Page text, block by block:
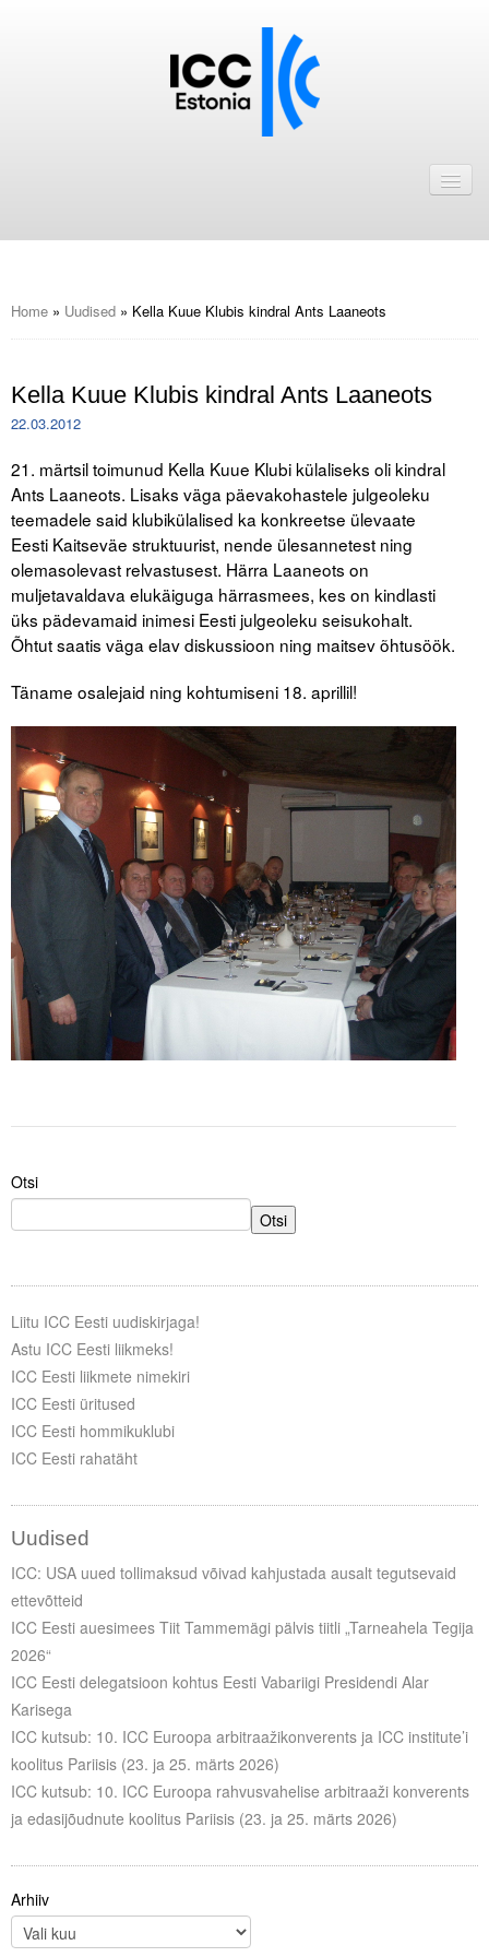
ICC Eesti liikmebaas
Astu ICC Eesti liikmeks!
ICC Eesti
Tegevused
Publikatsioonid
Arvamus
ICC komisjonid
Digiraamatukogu
Juhendid ja väljaanded
Kontakt
Liitu meililistiga
Oskusteave
Abimaterjalid
Projektid
Home » Uudised » Kella Kuue Klubis kindral Ants Laaneots
Kella Kuue Klubis kindral Ants Laaneots
22.03.2012
21. märtsil toimunud Kella Kuue Klubi külaliseks oli kindral
Ants Laaneots. Lisaks väga päevakohastele julgeoleku
teemadele said klubikülalised ka konkreetse ülevaate
Eesti Kaitseväe struktuurist, nende ülesannetest ning
olemasolevast relvastusest. Härra Laaneots on
muljetavaldava elukäiguga härrasmees, kes on kindlasti
üks pädevamaid inimesi Eesti julgeoleku seisukohalt.
Õhtut saatis väga elav diskussioon ning maitsev õhtusöök.
Täname osalejaid ning kohtumiseni 18. aprillil!
Otsi
Otsi
Liitu ICC Eesti uudiskirjaga!
Astu ICC Eesti liikmeks!
ICC Eesti liikmete nimekiri
ICC Eesti üritused
ICC Eesti hommikuklubi
ICC Eesti rahatäht
Uudised
ICC: USA uued tollimaksud võivad kahjustada ausalt tegutsevaid
ettevõtteid
ICC Eesti auesimees Tiit Tammemägi pälvis tiitli „Tarneahela Tegija
2026“
ICC Eesti delegatsioon kohtus Eesti Vabariigi Presidendi Alar
Karisega
ICC kutsub: 10. ICC Euroopa arbitraažikonverents ja ICC institute’i
koolitus Pariisis (23. ja 25. märts 2026)
ICC kutsub: 10. ICC Euroopa rahvusvahelise arbitraaži konverents
ja edasijõudnute koolitus Pariisis (23. ja 25. märts 2026)
Arhiiv